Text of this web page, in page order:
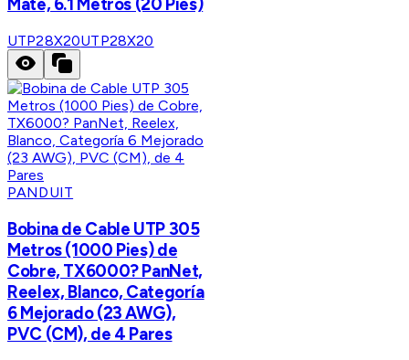
Mate, 6.1 Metros (20 Pies)
UTP28X20UTP28X20
PANDUIT
Bobina de Cable UTP 305
Metros (1000 Pies) de
Cobre, TX6000? PanNet,
Reelex, Blanco, Categoría
6 Mejorado (23 AWG),
PVC (CM), de 4 Pares